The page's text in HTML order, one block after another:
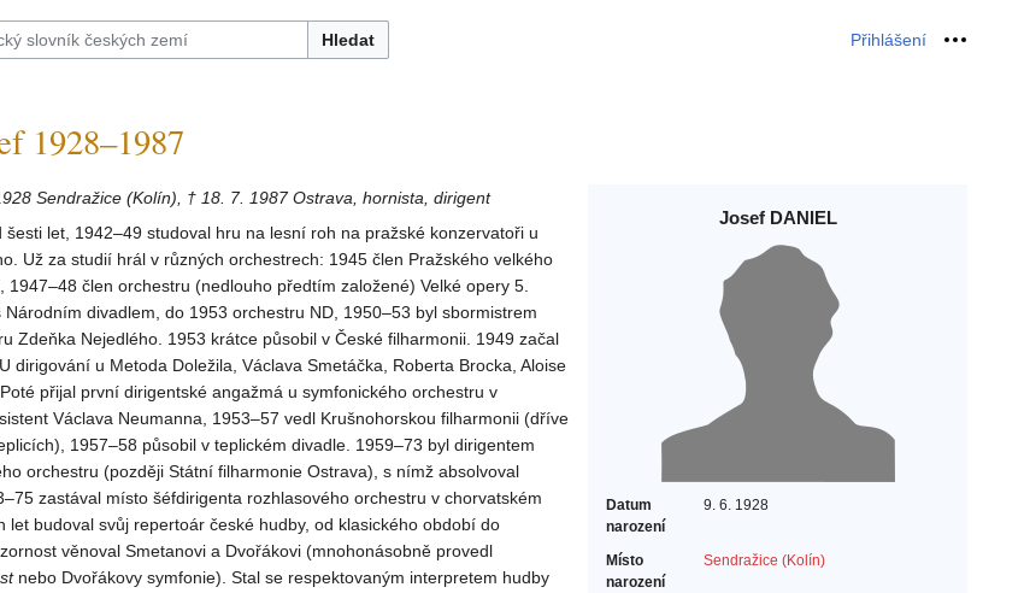
Hledat Přihlášení Osobní
1928–1987
Josef DANIEL
Datum
narození
9. 6. 1928
Místo
narození
Sendražice (Kolín)
Sendražice (Kolín), † 18. 7. 1987 Ostrava, hornista, dirigent
šesti let, 1942–49 studoval hru na lesní roh na pražské konzervatoři u
Už za studií hrál v různých orchestrech: 1945 člen Pražského velkého
1947–48 člen orchestru (nedlouho předtím založené) Velké opery 5.
divadlem, do 1953 orchestru ND, 1950–53 byl sbormistrem
Zdeňka Nejedlého. 1953 krátce působil v České filharmonii. 1949 začal
dirigování u Metoda Doležila, Václava Smetáčka, Roberta Brocka, Aloise
přijal první dirigentské angažmá u symfonického orchestru v
Václava Neumanna, 1953–57 vedl Krušnohorskou filharmonii (dříve
1957–58 působil v teplickém divadle. 1959–73 byl dirigentem
orchestru (později Státní filharmonie Ostrava), s nímž absolvoval
zastával místo šéfdirigenta rozhlasového orchestru v chorvatském
let budoval svůj repertoár české hudby, od klasického období do
věnoval Smetanovi a Dvořákovi (mnohonásobně provedl
nebo Dvořákovy symfonie). Stal se respektovaným interpretem hudby